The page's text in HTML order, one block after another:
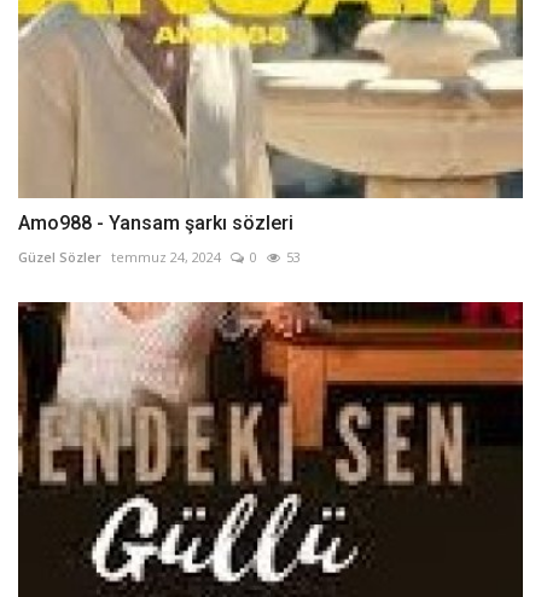
Amo988 - Yansam şarkı sözleri
Güzel Sözler temmuz 24, 2024 0 53